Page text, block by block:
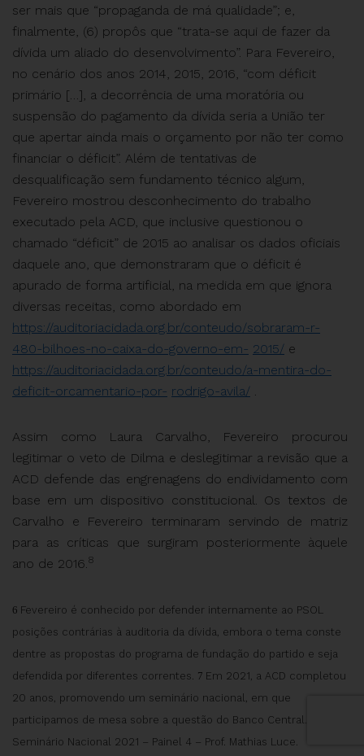
ser mais que “propaganda de má qualidade”; e,
finalmente, (6) propôs que “trata-se aqui de fazer da
dívida um aliado do desenvolvimento”. Para Fevereiro,
no cenário dos anos 2014, 2015, 2016, “com déficit
primário […], a decorrência de uma moratória ou
suspensão do pagamento da dívida seria a União ter
que apertar ainda mais o orçamento por não ter como
financiar o déficit”. Além de tentativas de
desqualificação sem fundamento técnico algum,
Fevereiro mostrou desconhecimento do trabalho
executado pela ACD, que inclusive questionou o
chamado “déficit” de 2015 ao analisar os dados oficiais
daquele ano, que demonstraram que o déficit é
apurado de forma artificial, na medida em que ignora
diversas receitas, como abordado em
https://auditoriacidada.org.br/conteudo/sobraram-r-
480-bilhoes-no-caixa-do-governo-em- 2015/ e
https://auditoriacidada.org.br/conteudo/a-mentira-do-
deficit-orcamentario-por- rodrigo-avila/ .
Assim como Laura Carvalho, Fevereiro procurou
legitimar o veto de Dilma e deslegitimar a revisão que a
ACD defende das engrenagens do endividamento com
base em um dispositivo constitucional. Os textos de
Carvalho e Fevereiro terminaram servindo de matriz
para as críticas que surgiram posteriormente àquele
ano de 2016.8
6 Fevereiro é conhecido por defender internamente ao PSOL
posições contrárias à auditoria da dívida, embora o tema conste
dentre as propostas do programa de fundação do partido e seja
defendida por diferentes correntes. 7 Em 2021, a ACD completou
20 anos, promovendo um seminário nacional, em que
participamos de mesa sobre a questão do Banco Central. Ver
Seminário Nacional 2021 – Painel 4 – Prof. Mathias Luce.